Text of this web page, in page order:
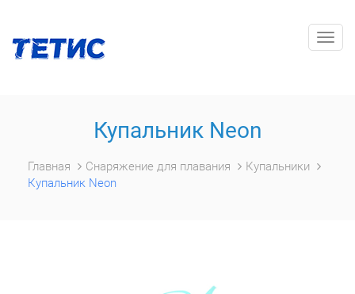
Купальник Neon
Главная Снаряжение для плавания
Купальники
Купальник Neon